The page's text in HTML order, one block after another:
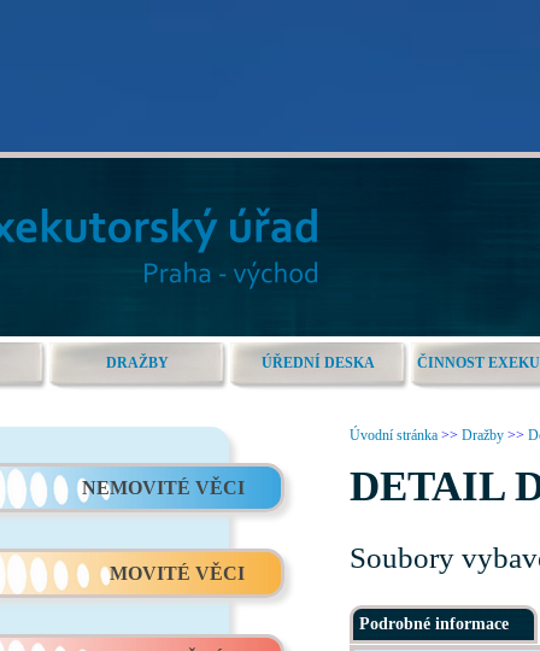
DRAŽBY ÚŘEDNÍ DESKA ČINNOST
NEMOVITÉ VĚCI
MOVITÉ VĚCI
Úvodní stránka >> Dražby >>
DETAIL
Soubory
Podrobné informace